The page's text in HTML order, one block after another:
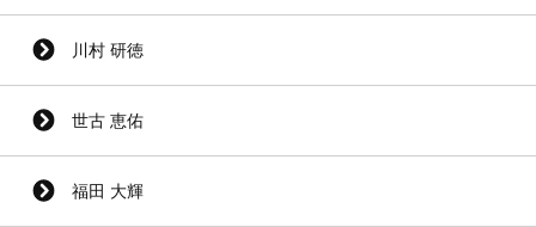
川村 研徳
世古 恵佑
福田 大輝